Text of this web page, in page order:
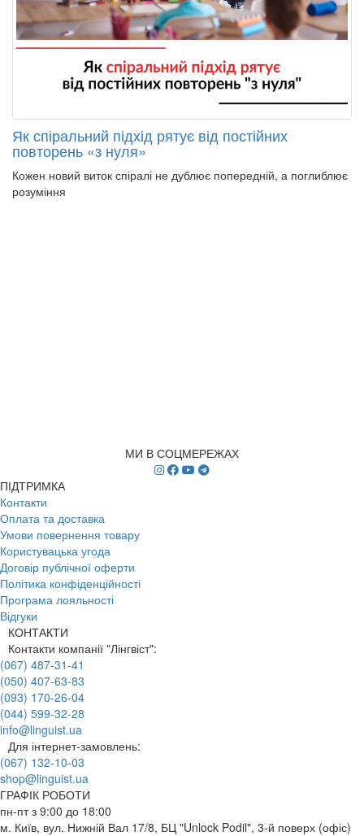
Як спіральний підхід рятує від постійних
повторень «з нуля»
Кожен новий виток спіралі не дублює попередній, а поглиблює
розуміння
МИ В СОЦМЕРЕЖАХ
ПІДТРИМКА
Контакти
Оплата та доставка
Умови повернення товару
Користувацька угода
Договір публічної оферти
Політика конфіденційності
Програма лояльності
Відгуки
КОНТАКТИ
Контакти компанії "Лінгвіст":
(067) 487-31-41
(050) 407-63-83
(093) 170-26-04
(044) 599-32-28
info@linguist.ua
Для інтернет-замовлень:
(067) 132-10-03
shop@linguist.ua
ГРАФІК РОБОТИ
пн-пт з 9:00 до 18:00
м. Київ, вул. Нижній Вал 17/8, БЦ "Unlock Podil", 3-й поверх (офіс)